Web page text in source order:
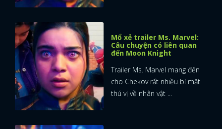
Mổ xẻ trailer Ms. Marvel:
Câu chuyện có liên quan
đến Moon Knight
Trailer Ms. Marvel mang đến
cho Chekov rất nhiều bí mật
thú vị về nhân vật ...